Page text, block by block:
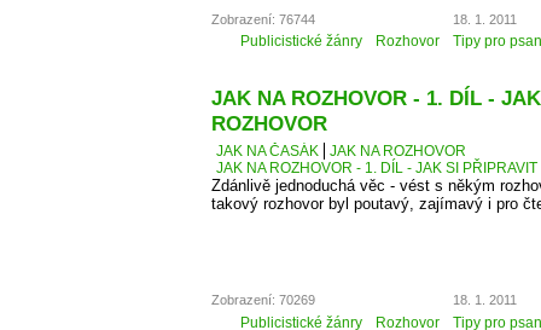
Zobrazení: 76744 18. 1. 2011
Publicistické žánry Rozhovor Tipy pro
JAK NA ROZHOVOR - 1. DÍL -
ROZHOVOR
JAK NA ČASÁK
JAK NA ROZHOVOR
JAK NA ROZHOVOR - 1. DÍL - JAK SI
Zdánlivě jednoduchá věc - vést s někým
takový rozhovor byl poutavý, zajímavý i pro
Zobrazení: 70269 18. 1. 2011
Publicistické žánry Rozhovor Tipy pro